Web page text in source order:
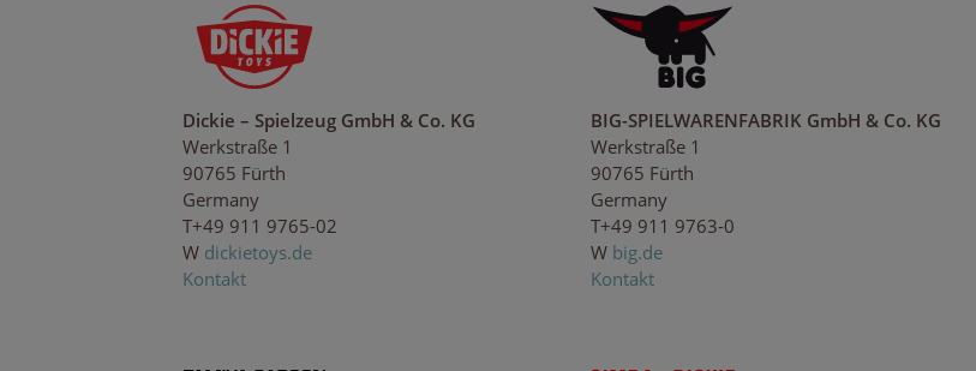
Dickie – Spielzeug GmbH & Co. KG
Werkstraße 1
90765 Fürth
Germany
T+49 911 9765-02
W dickietoys.de
Kontakt
BIG-SPIELWARENFABRIK GmbH & Co. KG
Werkstraße 1
90765 Fürth
Germany
T+49 911 9763-0
W big.de
Kontakt